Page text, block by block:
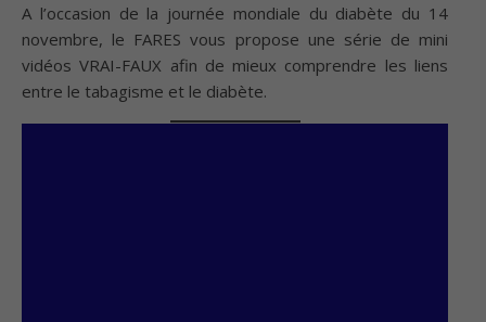
A l’occasion de la journée mondiale du diabète du 14
novembre, le FARES vous propose une série de mini
vidéos VRAI-FAUX afin de mieux comprendre les liens
entre le tabagisme et le diabète.